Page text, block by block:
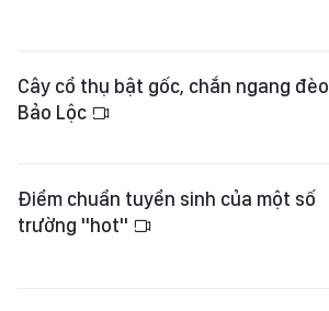
Cây cổ thụ bật gốc, chắn ngang đèo
Bảo Lộc
Điểm chuẩn tuyển sinh của một số
trường "hot"